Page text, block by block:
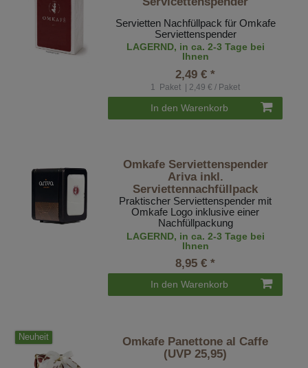
Servietten Nachfüllpack für Omkafe
Serviettenspender
LAGERND, in ca. 2-3 Tage bei
Ihnen
2,49 € *
1 Paket | 2,49 € / Paket
In den Warenkorb
Omkafe Serviettenspender
Ariva inkl.
Serviettennachfüllpack
Praktischer Serviettenspender mit
Omkafe Logo inklusive einer
Nachfüllpackung
LAGERND, in ca. 2-3 Tage bei
Ihnen
8,95 € *
In den Warenkorb
Neuheit
Omkafe Panettone al Caffe
(UVP 25,95)